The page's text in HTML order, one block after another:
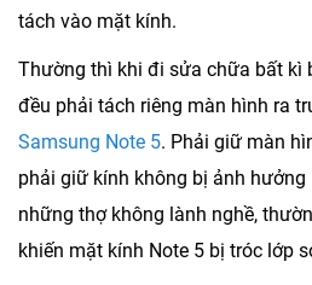
tách vào mặt kính.
Thường thì khi đi sửa chữa bất kì
đều phải tách riêng màn hình ra
Samsung Note 5. Phải giữ màn
phải giữ kính không bị ảnh hưởng
những thợ không lành nghề,
khiến mặt kính Note 5 bị tróc lớp